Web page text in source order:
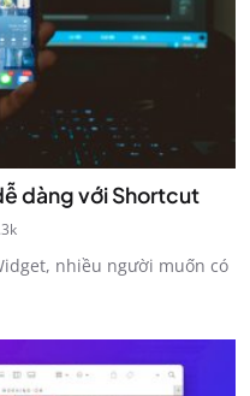
dàng với Shortcut
nhiều người muốn có